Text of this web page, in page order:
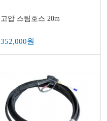
고압 스팀호스 20m
352,000원